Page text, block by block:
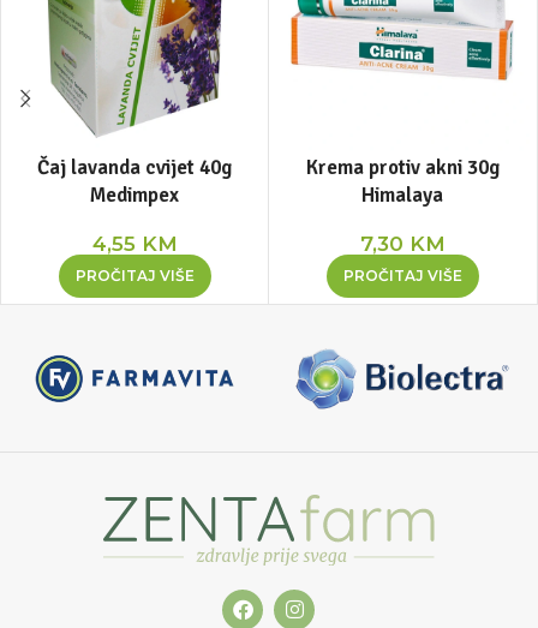
Čaj lavanda cvijet 40g
Medimpex
4,55 KM
PROČITAJ VIŠE
Krema protiv akni 30g
Himalaya
7,30 KM
PROČITAJ VIŠE